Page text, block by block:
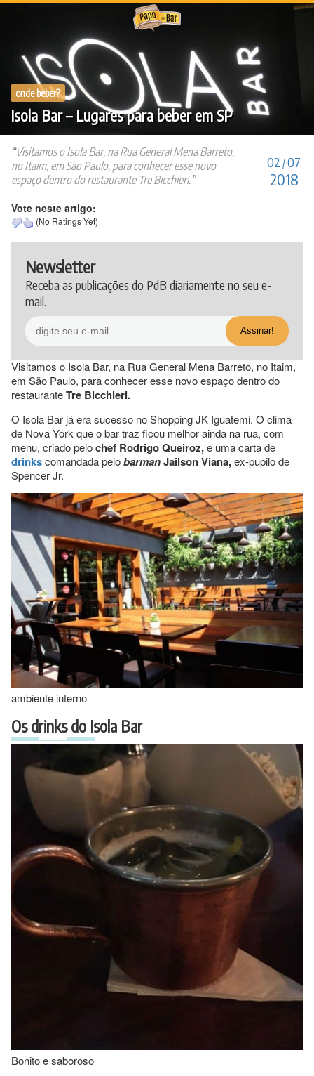
Ir
conteúdo
onde beber?
Isola Bar – Lugares para beber em SP
02 /07
2018
Visitamos o Isola Bar, na Rua General Mena Barreto,
no Itaim, em São Paulo, para conhecer esse novo
espaço dentro do restaurante Tre Bicchieri.
Vote neste artigo:
(No Ratings Yet)
Newsletter
Receba as publicações do PdB diariamente no seu e-
mail.
Visitamos o Isola Bar, na Rua General Mena Barreto, no Itaim,
em São Paulo, para conhecer esse novo espaço dentro do
restauranteTre Bicchieri.
O Isola Bar já era sucesso no Shopping JK Iguatemi. O clima
de Nova York que o bar traz ficou melhor ainda na rua, com
menu, criado pelochef Rodrigo Queiroz,e uma carta de
drinkscomandada pelobarmanJailson Viana,ex-pupilo de
Spencer Jr.
ambiente interno
Os drinks do Isola Bar
Bonito e saboroso